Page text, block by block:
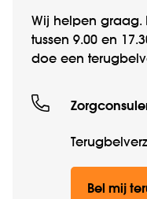
Wij helpen graag.
tussen 9.00 en
doe een
Bel mij